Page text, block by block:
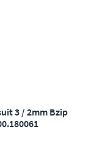
3 / 2mm Bzip